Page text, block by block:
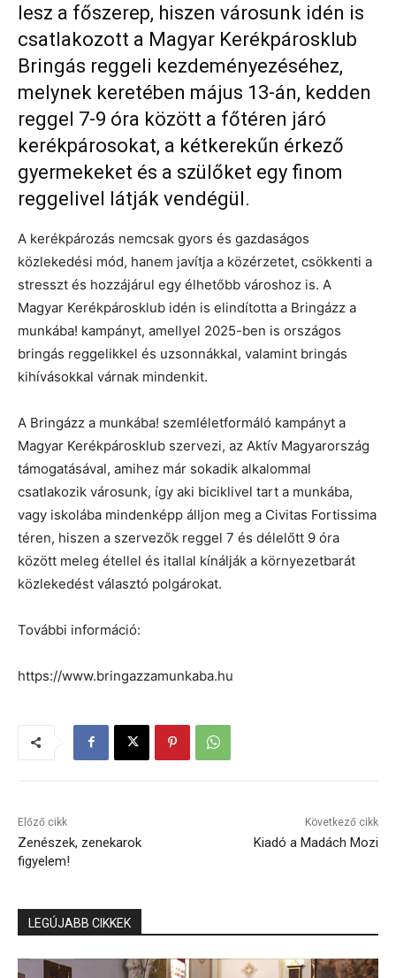
lesz a főszerep, hiszen városunk idén is
csatlakozott a Magyar Kerékpárosklub
Bringás reggeli kezdeményezéséhez,
melynek keretében május 13-án, kedden
reggel 7-9 óra között a főtéren járó
kerékpárosokat, a kétkerekűn érkező
gyermekeket és a szülőket egy finom
reggelivel látják vendégül.
A kerékpározás nemcsak gyors és gazdaságos
közlekedési mód, hanem javítja a közérzetet, csökkenti a
stresszt és hozzájárul egy élhetőbb városhoz is. A
Magyar Kerékpárosklub idén is elindította a Bringázz a
munkába! kampányt, amellyel 2025-ben is országos
bringás reggelikkel és uzsonnákkal, valamint bringás
kihívásokkal várnak mindenkit.
A Bringázz a munkába! szemléletformáló kampányt a
Magyar Kerékpárosklub szervezi, az Aktív Magyarország
támogatásával, amihez már sokadik alkalommal
csatlakozik városunk, így aki biciklivel tart a munkába,
vagy iskolába mindenképp álljon meg a Civitas Fortissima
téren, hiszen a szervezők reggel 7 és délelőtt 9 óra
között meleg étellel és itallal kínálják a környezetbarát
közlekedést választó polgárokat.
További információ:
https://www.bringazzamunkaba.hu
Előző cikk
Zenészek, zenekarok
figyelem!
Következő cikk
Kiadó a Madách Mozi
LEGÚJABB CIKKEK